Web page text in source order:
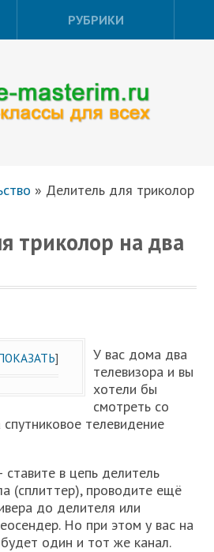
РУБРИКИ
» Делитель для триколор
триколор на два
]
У вас дома два
телевизора и вы
хотели бы
смотреть со
телевидение
в цепь делитель
(сплиттер), проводите ещё
до делителя или
Но при этом у вас на
один и тот же канал.